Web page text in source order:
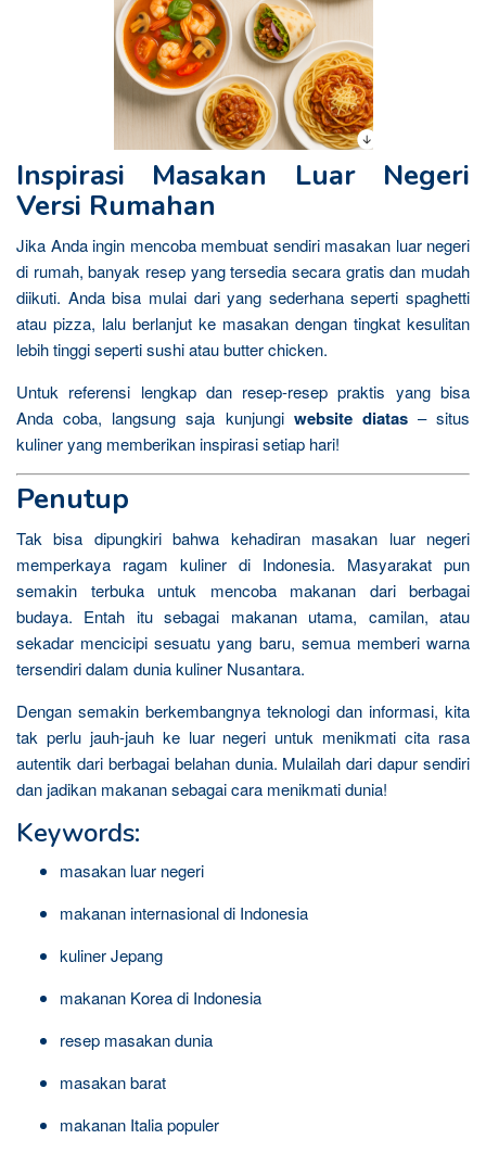
Inspirasi Masakan Luar Negeri
Versi Rumahan
Jika Anda ingin mencoba membuat sendiri masakan luar negeri
di rumah, banyak resep yang tersedia secara gratis dan mudah
diikuti. Anda bisa mulai dari yang sederhana seperti spaghetti
atau pizza, lalu berlanjut ke masakan dengan tingkat kesulitan
lebih tinggi seperti sushi atau butter chicken.
Untuk referensi lengkap dan resep-resep praktis yang bisa
Anda coba, langsung saja kunjungiwebsite diatas – situs
kuliner yang memberikan inspirasi setiap hari!
Penutup
Tak bisa dipungkiri bahwa kehadiran masakan luar negeri
memperkaya ragam kuliner di Indonesia. Masyarakat pun
semakin terbuka untuk mencoba makanan dari berbagai
budaya. Entah itu sebagai makanan utama, camilan, atau
sekadar mencicipi sesuatu yang baru, semua memberi warna
tersendiri dalam dunia kuliner Nusantara.
Dengan semakin berkembangnya teknologi dan informasi, kita
tak perlu jauh-jauh ke luar negeri untuk menikmati cita rasa
autentik dari berbagai belahan dunia. Mulailah dari dapur sendiri
dan jadikan makanan sebagai cara menikmati dunia!
Keywords:
masakan luar negeri
makanan internasional di Indonesia
kuliner Jepang
makanan Korea di Indonesia
resep masakan dunia
masakan barat
makanan Italia populer